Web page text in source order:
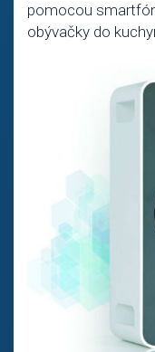
pomocou
obývačky do